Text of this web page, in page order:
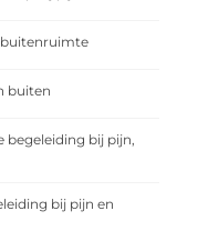
buiten
begeleiding bij pijn,
bij pijn en